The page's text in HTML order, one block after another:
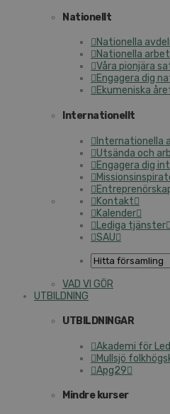
Nationellt
Nationella
Nationella
Våra pionjära
Engagera dig
Ekumeniska
Internationellt
Internationella
Utsända och
Engagera dig
Kontakt
Kalender
Lediga tjänster
SAU
VAD VI GÖR
UTBILDNING
UTBILDNINGAR
Akademi för
Mullsjö
Apg29
Mindre kurser